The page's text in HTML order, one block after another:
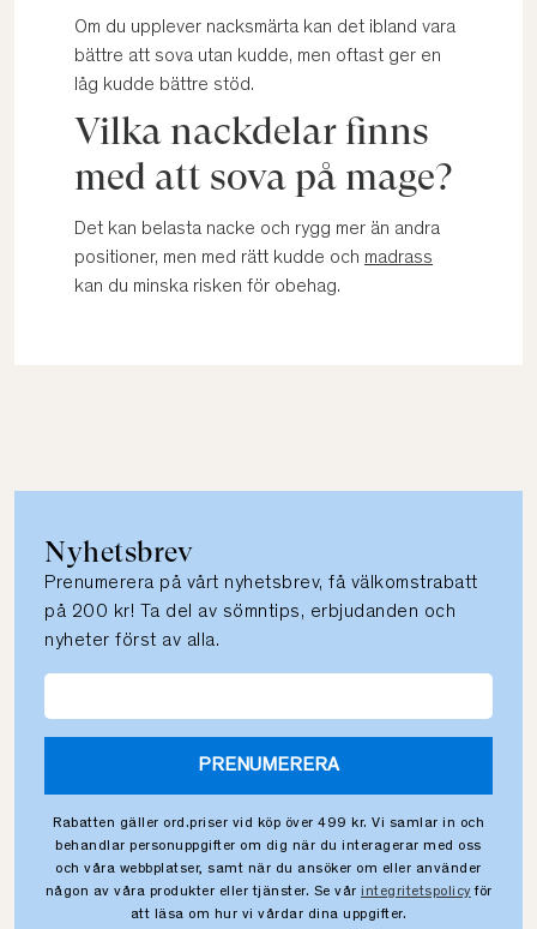
Om du upplever nacksmärta kan det ibland vara
bättre att sova utan kudde, men oftast ger en
låg kudde bättre stöd.
Vilka nackdelar finns
med att sova på mage?
Det kan belasta nacke och rygg mer än andra
positioner, men med rätt kudde och madrass
kan du minska risken för obehag.
Nyhetsbrev
Prenumerera på vårt nyhetsbrev, få välkomstrabatt
på 200 kr! Ta del av sömntips, erbjudanden och
nyheter först av alla.
PRENUMERERA
Rabatten gäller ord.priser vid köp över 499 kr. Vi samlar in och
behandlar personuppgifter om dig när du interagerar med oss
och våra webbplatser, samt när du ansöker om eller använder
någon av våra produkter eller tjänster. Se vår integritetspolicy för
att läsa om hur vi vårdar dina uppgifter.